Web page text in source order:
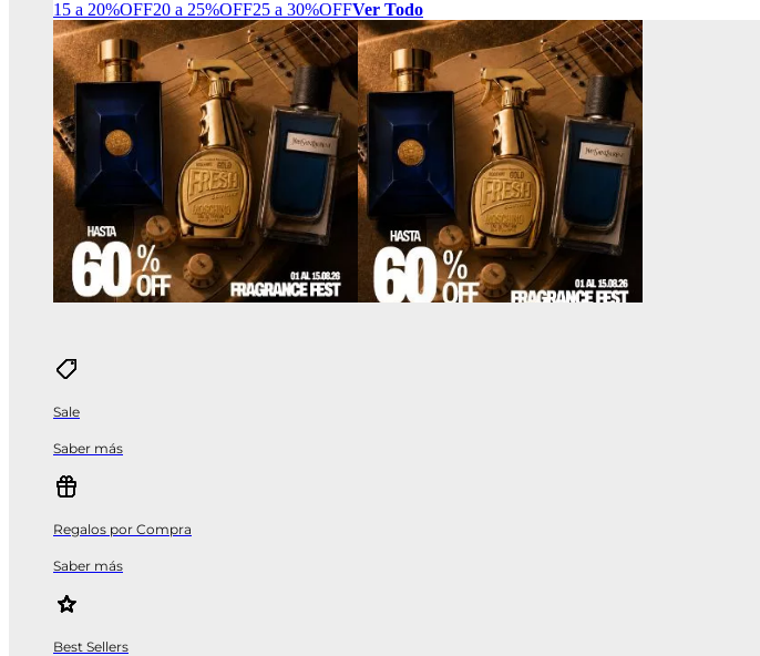
15 a 20%OFF20 a 25%OFF25 a 30%OFFVer Todo
Sale
Saber más
Regalos por Compra
Saber más
Best Sellers